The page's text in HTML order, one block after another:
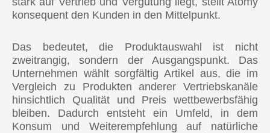
konsequent den Kunden in den Mittelpunkt.
Das bedeutet, die Produktauswahl ist nicht
zweitrangig, sondern der Ausgangspunkt. Das
Unternehmen wählt sorgfältig Artikel aus, die im
Vergleich zu Produkten anderer Vertriebskanäle
hinsichtlich Qualität und Preis wettbewerbsfähig
bleiben. Dadurch entsteht ein Umfeld, in dem
Konsum und Weiterempfehlung auf natürliche